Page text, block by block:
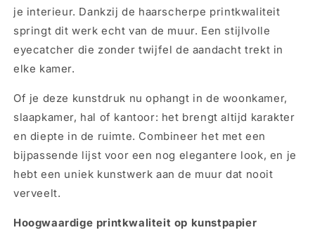
Landschaft
70x90cm
Landschaft
70x90cm
je interieur. Dankzij de haarscherpe printkwaliteit
springt dit werk echt van de muur. Een stijlvolle
eyecatcher die zonder twijfel de aandacht trekt in
elke kamer.
Of je deze kunstdruk nu ophangt in de woonkamer,
slaapkamer, hal of kantoor: het brengt altijd karakter
en diepte in de ruimte. Combineer het met een
bijpassende lijst voor een nog elegantere look, en je
hebt een uniek kunstwerk aan de muur dat nooit
verveelt.
Hoogwaardige printkwaliteit op kunstpapier